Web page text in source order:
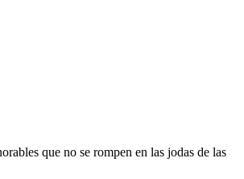
que no se rompen en las jodas de las